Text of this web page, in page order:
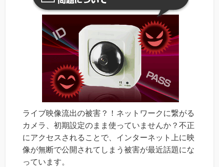
ライブ映像流出の被害？！ネットワークに繋がる
カメラ、初期設定のまま使っていませんか？不正
にアクセスされることで、インターネット上に映
像が無断で公開されてしまう被害が最近話題にな
っています。